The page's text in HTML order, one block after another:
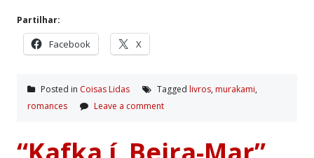
Partilhar:
Facebook X
Posted in Coisas Lidas Tagged livros, murakami,
romances
Leave a comment